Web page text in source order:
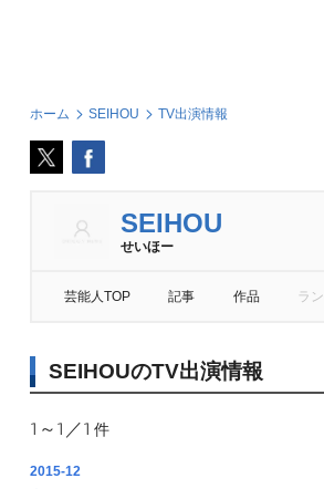
ホーム SEIHOU TV出演情報
SEIHOU
せいほー
芸能人TOP 記事 作品 ラ
SEIHOUのTV出演情報
1～1／1 件
2015-12